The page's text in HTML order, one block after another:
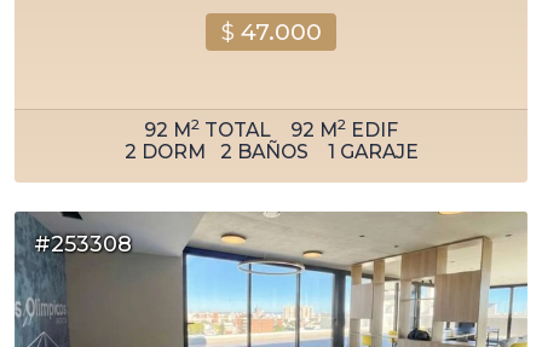
$ 47.000
92 M2 TOTAL 92 M2 EDIF
2 DORM 2 BAÑOS 1 GARAJE
#253308